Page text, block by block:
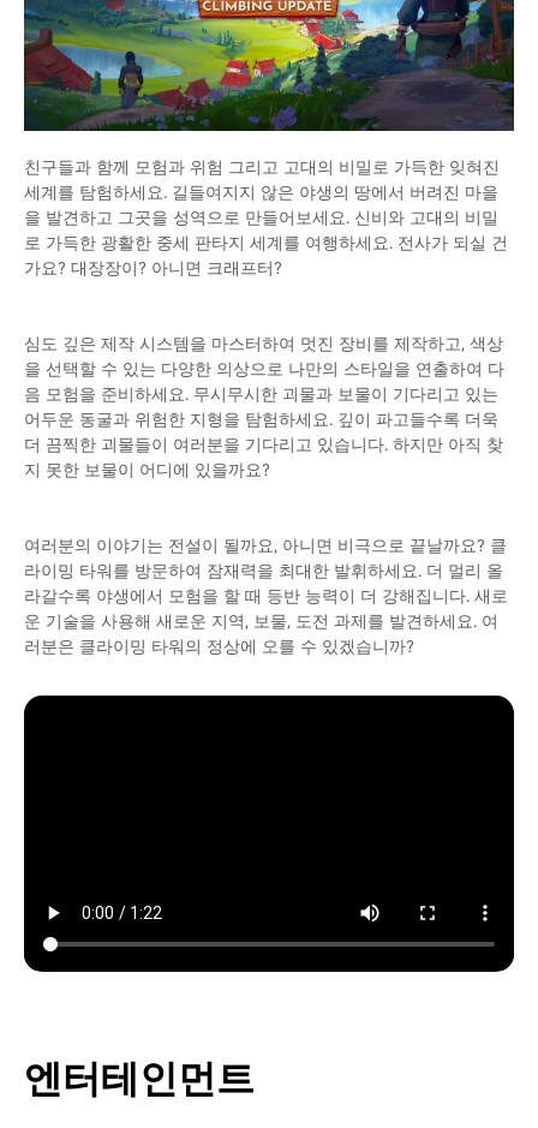
친구들과 함께 모험과 위험 그리고 고대의 비밀로 가득한 잊혀진
세계를 탐험하세요. 길들여지지 않은 야생의 땅에서 버려진 마을
을 발견하고 그곳을 성역으로 만들어보세요. 신비와 고대의 비밀
로 가득한 광활한 중세 판타지 세계를 여행하세요. 전사가 되실 건
가요? 대장장이? 아니면 크래프터?
심도 깊은 제작 시스템을 마스터하여 멋진 장비를 제작하고, 색상
을 선택할 수 있는 다양한 의상으로 나만의 스타일을 연출하여 다
음 모험을 준비하세요. 무시무시한 괴물과 보물이 기다리고 있는
어두운 동굴과 위험한 지형을 탐험하세요. 깊이 파고들수록 더욱
더 끔찍한 괴물들이 여러분을 기다리고 있습니다. 하지만 아직 찾
지 못한 보물이 어디에 있을까요?
여러분의 이야기는 전설이 될까요, 아니면 비극으로 끝날까요? 클
라이밍 타워를 방문하여 잠재력을 최대한 발휘하세요. 더 멀리 올
라갈수록 야생에서 모험을 할 때 등반 능력이 더 강해집니다. 새로
운 기술을 사용해 새로운 지역, 보물, 도전 과제를 발견하세요. 여
러분은 클라이밍 타워의 정상에 오를 수 있겠습니까?
엔터테인먼트